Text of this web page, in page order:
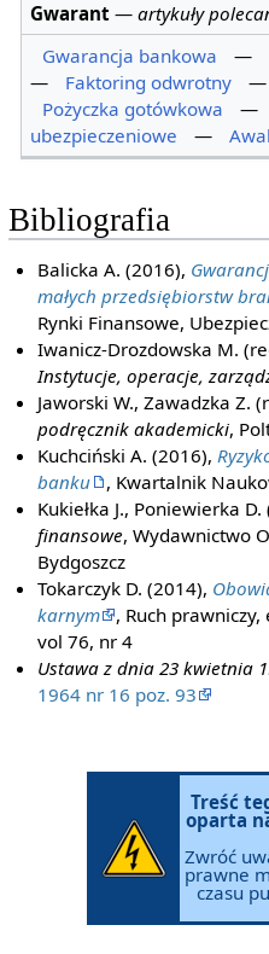
Gwarant —artykuły
Gwarancja bankowa
—
—
Faktoring odwrotny —
Pożyczka gotówkowa
—
ubezpieczeniowe
— Awal
Bibliografia
Balicka A. (2016),
małych przedsiębiorstw
Rynki Finansowe,
Iwanicz-Drozdowska M.
Instytucje, operacje,
Jaworski W., Zawadzka Z.
podręcznik akademicki,
Kuchciński A. (2016),
banku
, Kwartalnik
Kukiełka J., Poniewierka D.
finansowe, Wydawnictwo
Bydgoszcz
Tokarczyk D. (2014),
karnym
, Ruch
vol 76, nr 4
Ustawa z dnia 23 kwietnia
1964 nr 16 poz. 93
Treść
oparta
Zwróć
prawne
czasu